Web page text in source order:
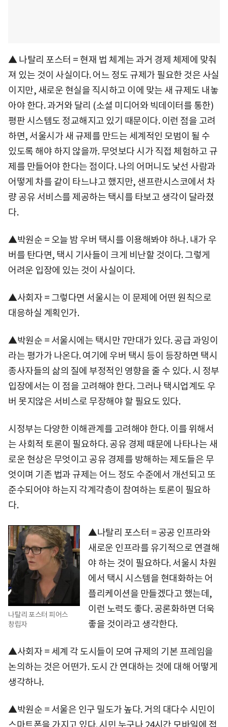
▲ 나탈리 포스터 = 현재 법 체계는 과거 경제 체제에 맞춰
져 있는 것이 사실이다. 어느 정도 규제가 필요한 것은 사실
이지만, 새로운 현실을 직시하고 이에 맞는 새 규제도 내놓
아야 한다. 과거와 달리 (소셜 미디어와 빅데이터를 통한)
평판 시스템도 정교해지고 있기 때문이다. 이런 점을 고려
하면, 서울시가 새 규제를 만드는 세계적인 모범이 될 수
있도록 해야 하지 않을까. 무엇보다 시가 직접 체험하고 규
제를 만들어야 한다는 점이다. 나의 어머니도 낯선 사람과
어떻게 차를 같이 타느냐고 했지만, 샌프란시스코에서 차
량 공유 서비스를 제공하는 택시를 타보고 생각이 달라졌
다.
▲박원순 = 오늘 밤 우버 택시를 이용해봐야 하나. 내가 우
버를 탄다면, 택시 기사들이 크게 비난할 것이다. 그렇게
어려운 입장에 있는 것이 사실이다.
▲사회자 = 그렇다면 서울시는 이 문제에 어떤 원칙으로
대응하실 계획인가.
▲박원순 = 서울시에는 택시만 7만대가 있다. 공급 과잉이
라는 평가가 나온다. 여기에 우버 택시 등이 등장하면 택시
종사자들의 삶의 질에 부정적인 영향을 줄 수 있다. 시 정부
입장에서는 이 점을 고려해야 한다. 그러나 택시업계도 우
버 못지않은 서비스로 무장해야 할 필요도 있다.
시정부는 다양한 이해관계를 고려해야 한다. 이를 위해서
는 사회적 토론이 필요하다. 공유 경제 때문에 나타나는 새
로운 현상은 무엇이고 공유 경제를 방해하는 제도들은 무
엇이며 기존 법과 규제는 어느 정도 수준에서 개선되고 또
준수되어야 하는지 각계각층이 참여하는 토론이 필요하
다.
나탈리 포스터 피어스
창립자
▲나탈리 포스터 = 공공 인프라와
새로운 인프라를 유기적으로 연결해
야 하는 것이 필요하다. 서울시 차원
에서 택시 시스템을 현대화하는 어
플리케이션을 만들겠다고 했는데,
이런 노력도 좋다. 공론화하면 더욱
좋을 것이라고 생각한다.
▲사회자 = 세계 각 도시들이 모여 규제의 기본 프레임을
논의하는 것은 어떤가. 도시 간 연대하는 것에 대해 어떻게
생각하나.
▲박원순 = 서울은 인구 밀도가 높다. 거의 대다수 시민이